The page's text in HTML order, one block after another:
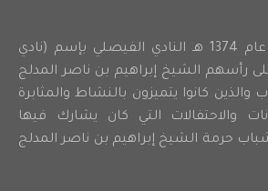
أسس شباب حرمه عام 1374 هـ النادي الفيصلي بإسم (نادي
رأسهم الشيخ إبراهيم بن ناصر المدلج
كانوا يتميزون بالنشاط والمثابرة
والاحتفالات التي كان يشارك فيها
حرمة الشيخ إبراهيم بن ناصر المدلج